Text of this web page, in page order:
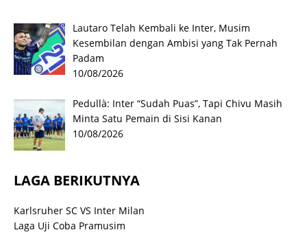
Lautaro Telah Kembali ke Inter, Musim
Kesembilan dengan Ambisi yang Tak Pernah
Padam
10/08/2026
Pedullà: Inter “Sudah Puas”, Tapi Chivu Masih
Minta Satu Pemain di Sisi Kanan
10/08/2026
LAGA BERIKUTNYA
Karlsruher SC VS Inter Milan
Laga Uji Coba Pramusim